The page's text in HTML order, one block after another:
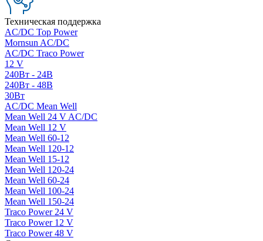
Техническая поддержка
AC/DC Top Power
Mornsun AC/DC
AC/DC Traco Power
12 V
240Вт - 24В
240Вт - 48В
30Вт
AC/DC Mean Well
Mean Well 24 V AC/DC
Mean Well 12 V
Mean Well 60-12
Mean Well 120-12
Mean Well 15-12
Mean Well 120-24
Mean Well 60-24
Mean Well 100-24
Mean Well 150-24
Traco Power 24 V
Traco Power 12 V
Traco Power 48 V